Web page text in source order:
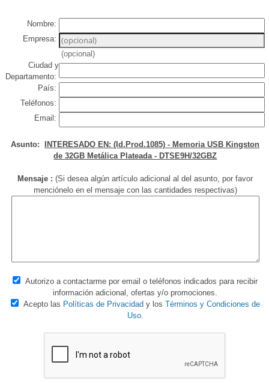
Nombre:
Empresa:
(opcional)
Ciudad y
Departamento:
País:
Teléfonos:
Email:
Asunto:
INTERESADO EN: (Id.Prod.1085) - Memoria USB Kingston
de 32GB Metálica Plateada - DTSE9H/32GBZ
Mensaje : (Si desea algún artículo adicional al del asunto, por favor
menciónelo en el mensaje con las cantidades respectivas)
Autorizo a contactarme por email o teléfonos indicados para recibir
información adicional, ofertas y/o promociones.
Acepto las Políticas de Privacidad y los Términos y Condiciones de
Uso.